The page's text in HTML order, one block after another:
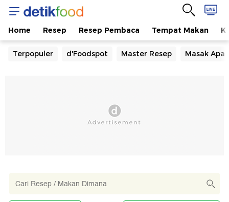
Home Resep Resep Pembaca Tempat Makan
Terpopuler d'Foodspot Master Resep Masak Apa